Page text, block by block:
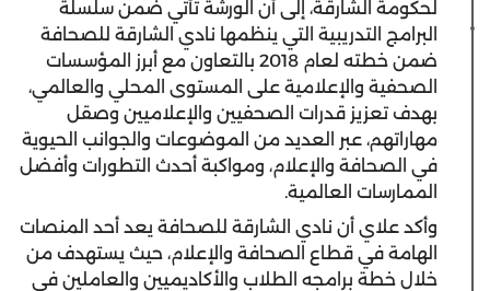
لحكومة الشارقة، إلى أن الورشة تأتي ضمن سلسلة
البرامج التدريبية التي ينظمها نادي الشارقة للصحافة
ضمن خطته لعام 2018 بالتعاون مع أبرز المؤسسات
الصحفية والإعلامية على المستوى المحلي والعالمي،
بهدف تعزيز قدرات الصحفيين والإعلاميين وصقل
مهاراتهم، عبر العديد من الموضوعات والجوانب الحيوية
في الصحافة والإعلام، ومواكبة أحدث التطورات وأفضل
الممارسات العالمية.
وأكد علاي أن نادي الشارقة للصحافة يعد أحد المنصات
الهامة في قطاع الصحافة والإعلام، حيث يستهدف من
خلال خطة برامجه الطلاب والأكاديميين والعاملين في